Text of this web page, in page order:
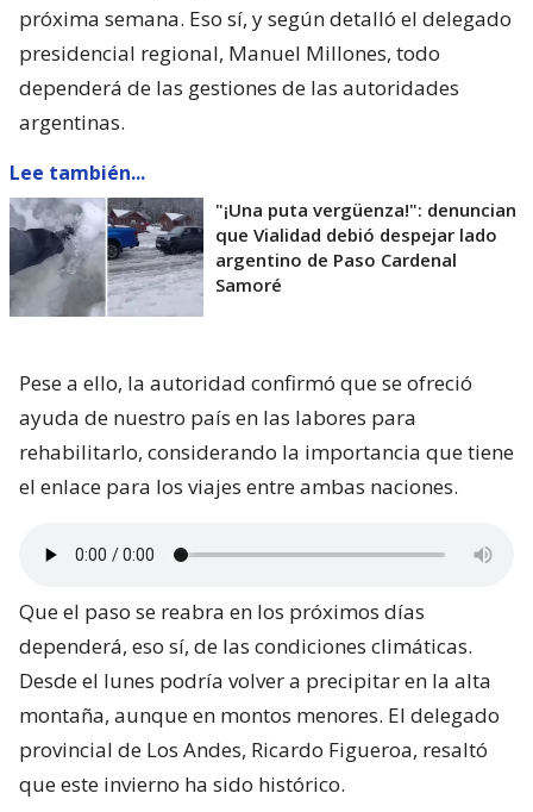
próxima semana. Eso sí, y según detalló el delegado
presidencial regional, Manuel Millones, todo
dependerá de las gestiones de las autoridades
argentinas.
Lee también...
"¡Una puta vergüenza!": denuncian
que Vialidad debió despejar lado
argentino de Paso Cardenal
Samoré
Pese a ello, la autoridad confirmó que se ofreció
ayuda de nuestro país en las labores para
rehabilitarlo, considerando la importancia que tiene
el enlace para los viajes entre ambas naciones.
Que el paso se reabra en los próximos días
dependerá, eso sí, de las condiciones climáticas.
Desde el lunes podría volver a precipitar en la alta
montaña, aunque en montos menores. El delegado
provincial de Los Andes, Ricardo Figueroa, resaltó
que este invierno ha sido histórico.